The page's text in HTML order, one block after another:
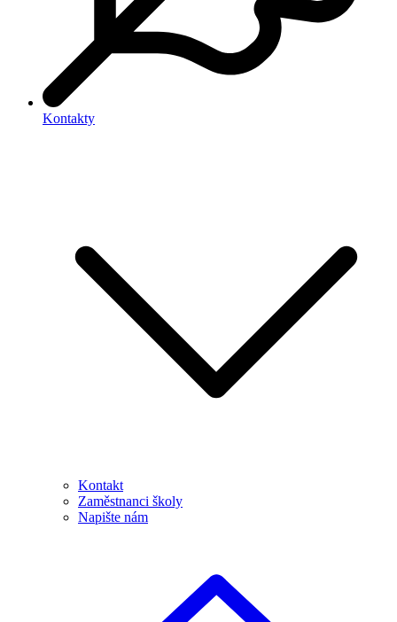
Kontakty
Kontakt
Zaměstnanci školy
Napište nám